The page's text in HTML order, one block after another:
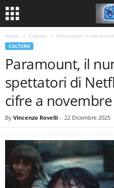
Home Cultura Paramount, il numero
CULTURA
Paramount, il
spettatori di
cifre a novembre
By Vincenzo Rovelli - 22 Dicembre 2025